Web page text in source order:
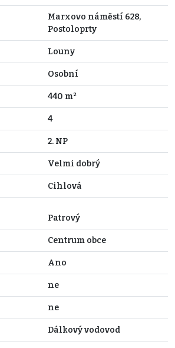
Marxovo náměstí 628,
Postoloprty
Louny
Osobní
440 m²
4
2. NP
Velmi dobrý
Cihlová
Patrový
Centrum obce
Ano
ne
ne
Dálkový vodovod